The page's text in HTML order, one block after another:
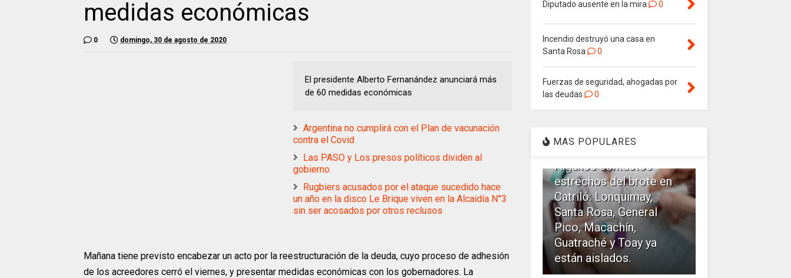
medidas económicas
0 domingo, 30 de agosto de 2020
El presidente Alberto Fernanández anunciará más
de 60 medidas económicas
Argentina no cumplirá con el Plan de vacunación
contra el Covid
Las PASO y Los presos políticos dividen al
gobierno.
Rugbiers acusados por el ataque sucedido hace
un año en la disco Le Brique viven en la Alcaidía N°3
sin ser acosados por otros reclusos
Mañana tiene previsto encabezar un acto por la reestructuración de la deuda, cuyo proceso de adhesión
de los acreedores cerró el viernes, y presentar medidas económicas con los gobernadores. La
Diputado ausente en la mira 0
Incendio destruyó una casa en
Santa Rosa
0
Fuerzas de seguridad, ahogadas por
las deudas
0
MAS POPULARES
1
Algunos contactos
estrechos del brote en
Catriló: Lonquimay,
Santa Rosa, General
Pico, Macachín,
Guatraché y Toay ya
están aislados.